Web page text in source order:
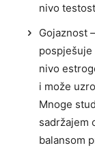
nivo
Gojaznost
pospješuje
nivo
i može
Mnoge
sadržajem
balansom